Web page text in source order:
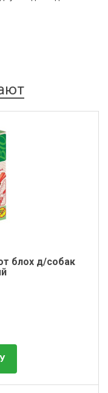
блох д/собак